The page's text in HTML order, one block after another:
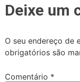
Deixe um
O seu endereço de
obrigatórios são
Comentário *